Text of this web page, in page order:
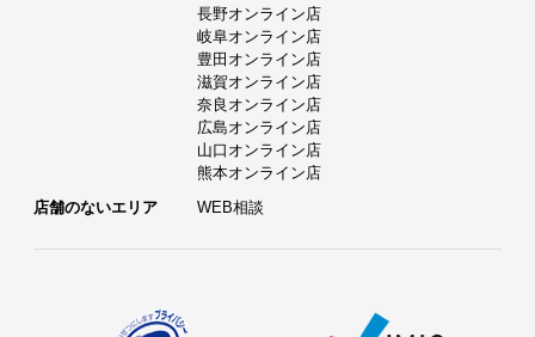
長野オンライン店
岐阜オンライン店
豊田オンライン店
滋賀オンライン店
奈良オンライン店
広島オンライン店
山口オンライン店
熊本オンライン店
店舗のないエリア
WEB相談